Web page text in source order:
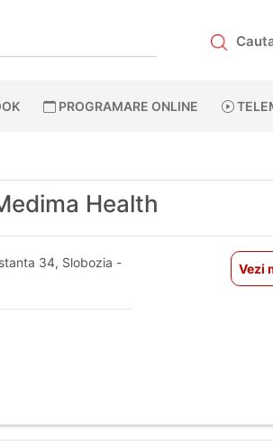
PROGRAMARE ONLINE
Health
34, Slobozia -
Vezi